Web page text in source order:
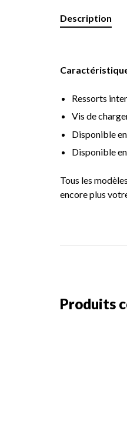
Description
Ressorts
Vis de
Disponible
Disponible
Tous les
encore plus
Produits